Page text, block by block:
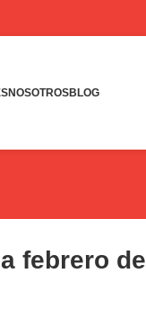
NOSOTROSBLOG
febrero de